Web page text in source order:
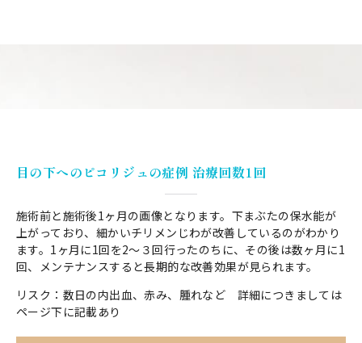
目の下へのピコリジュの症例 治療回数1回
施術前と施術後1ヶ月の画像となります。下まぶたの保水能が
上がっており、細かいチリメンじわが改善しているのがわかり
ます。1ヶ月に1回を2〜３回行ったのちに、その後は数ヶ月に1
回、メンテナンスすると長期的な改善効果が見られます。
リスク：数日の内出血、赤み、腫れなど 詳細につきましては
ページ下に記載あり